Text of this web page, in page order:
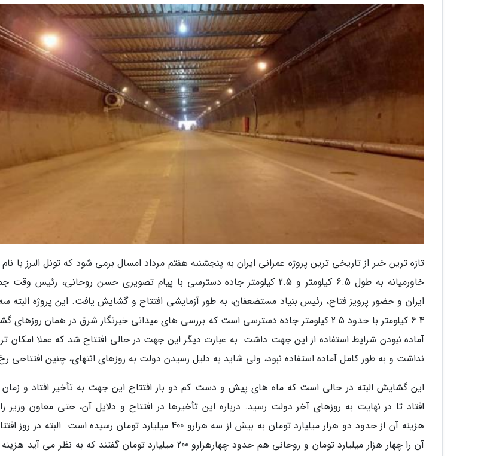
تازه ترین خبر از تاریخی ترین پروژه عمرانی ایران به پنجشنبه هفتم مرداد امسال برمی شود که تونل البرز با
خاورمیانه به طول 6.5 کیلومتر و 2.5 کیلومتر جاده دسترسی با پیام تصویری حسن روحانی، رئیس
ایران و حضور پرویز فتاح، رئیس بنیاد مستضعفان، به طور آزمایشی افتتاح و گشایش یافت. این پروژه البته
6.4 کیلومتر با حدود 2.5 کیلومتر جاده دسترسی است که بررسی های میدانی خبرنگار شرق در همان
آماده نبودن شرایط استفاده از این جهت داشت. به عبارت دیگر این جهت در حالی افتتاح شد که عملا امکان
نداشت و به طور کامل آماده استفاده نبود، ولی شاید به دلیل رسیدن دولت به روزهای انتهای، چنین افتتاحی
این گشایش البته در حالی است که ماه های پیش و دست کم دو بار افتتاح این جهت به تأخیر افتاد و
افتاد تا در نهایت به روزهای آخر دولت رسید. درباره این تأخیرها در افتتاح و دلایل آن، حتی معاون وزیر
هزینه آن از حدود دو هزار میلیارد تومان به بیش از سه هزارو 400 میلیارد تومان رسیده است.
آن را چهار هزار میلیارد تومان و روحانی هم حدود چهارهزارو 200 میلیارد تومان گفتند که